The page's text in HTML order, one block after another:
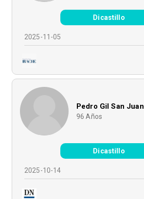
Dicastillo
2025-11-05
Pedro Gil San Juan
96 Años
Dicastillo
2025-10-14